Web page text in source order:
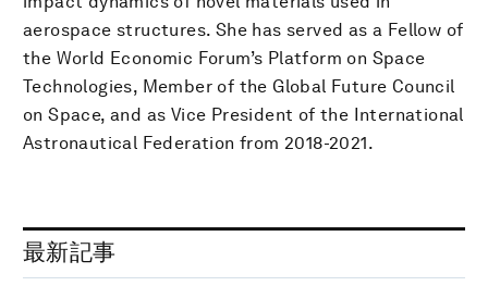
aerospace structures. She has served as a Fellow of
the World Economic Forum’s Platform on Space
Technologies, Member of the Global Future Council
on Space, and as Vice President of the International
Astronautical Federation from 2018-2021.
最新記事